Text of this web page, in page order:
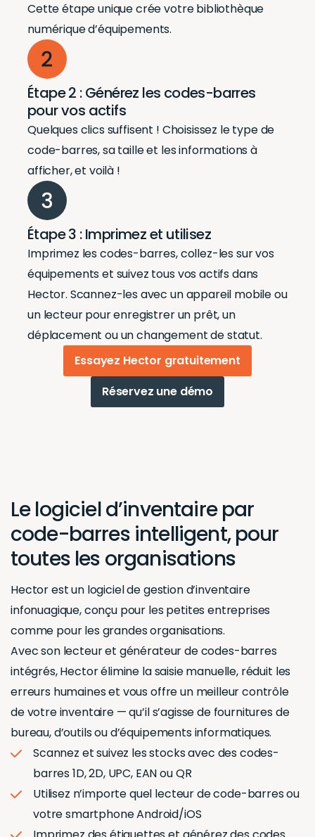
Cette étape unique crée votre bibliothèque
numérique d’équipements.
Étape 2 : Générez les codes-barres
pour vos actifs
Quelques clics suffisent ! Choisissez le type de
code-barres, sa taille et les informations à
afficher, et voilà !
Étape 3 : Imprimez et utilisez
Imprimez les codes-barres, collez-les sur vos
équipements et suivez tous vos actifs dans
Hector. Scannez-les avec un appareil mobile ou
un lecteur pour enregistrer un prêt, un
déplacement ou un changement de statut.
Essayez Hector gratuitement
Réservez une démo
Le logiciel d’inventaire par
code-barres intelligent, pour
toutes les organisations
Hector est un logiciel de gestion d’inventaire
infonuagique, conçu pour les petites entreprises
comme pour les grandes organisations.
Avec son lecteur et générateur de codes-barres
intégrés, Hector élimine la saisie manuelle, réduit les
erreurs humaines et vous offre un meilleur contrôle
de votre inventaire — qu’il s’agisse de fournitures de
bureau, d’outils ou d’équipements informatiques.
Scannez et suivez les stocks avec des codes-
barres 1D, 2D, UPC, EAN ou QR
Utilisez n’importe quel lecteur de code-barres ou
votre smartphone Android/iOS